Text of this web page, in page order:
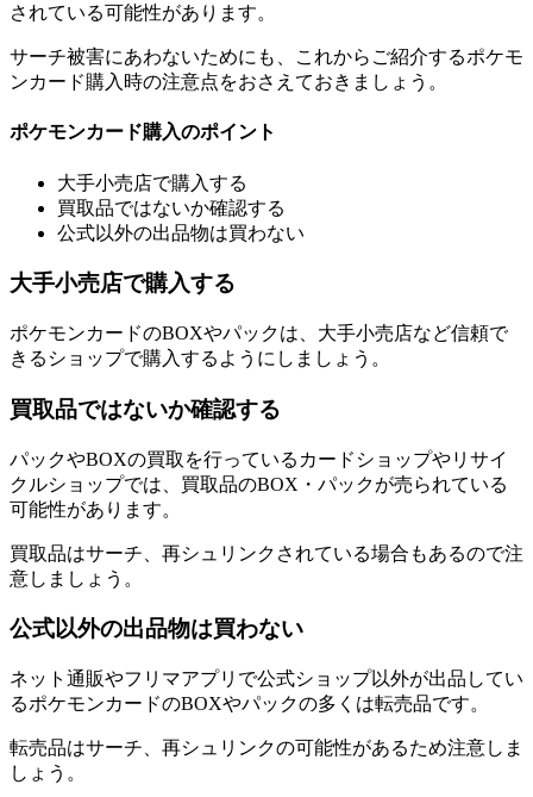
されている可能性があります。
サーチ被害にあわないためにも、これからご紹介するポケモ
ンカード購入時の注意点をおさえておきましょう。
ポケモンカード購入のポイント
大手小売店で購入する
買取品ではないか確認する
公式以外の出品物は買わない
大手小売店で購入する
ポケモンカードのBOXやパックは、大手小売店など信頼で
きるショップで購入するようにしましょう。
買取品ではないか確認する
パックやBOXの買取を行っているカードショップやリサイ
クルショップでは、買取品のBOX・パックが売られている
可能性があります。
買取品はサーチ、再シュリンクされている場合もあるので注
意しましょう。
公式以外の出品物は買わない
ネット通販やフリマアプリで公式ショップ以外が出品してい
るポケモンカードのBOXやパックの多くは転売品です。
転売品はサーチ、再シュリンクの可能性があるため注意しま
しょう。